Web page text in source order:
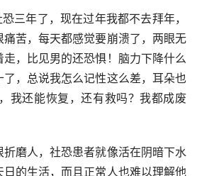
三年了，现在过年我都不去拜年，
苦，每天都感觉要崩溃了，两眼无
，比见男的还恐惧！脑力下降什么
，总说我怎么记性这么差，耳朵也
我还能恢复，还有救吗？我都成废
折磨人，社恐患者就像活在阴暗下水
的生活，而且正常人也难以理解他